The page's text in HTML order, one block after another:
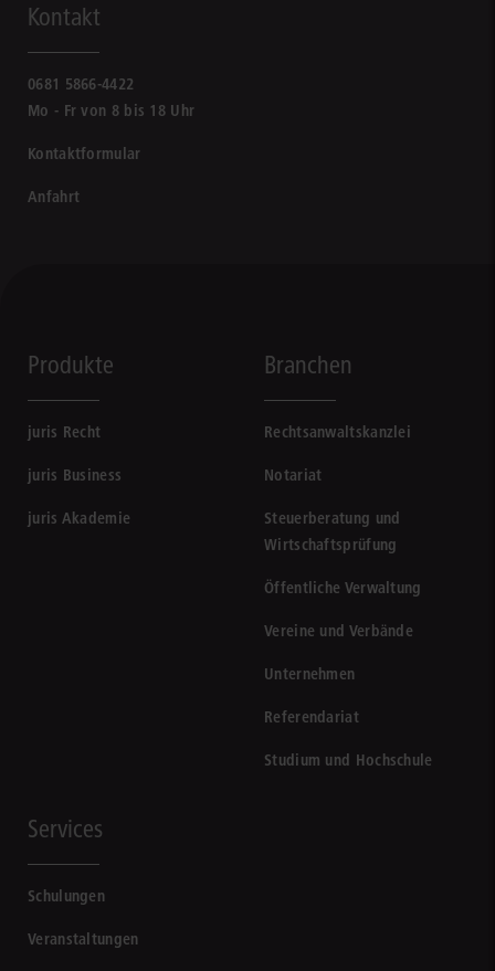
Kontakt
0681 5866-4422
Mo - Fr von 8 bis 18 Uhr
Kontaktformular
Anfahrt
Produkte
juris Recht
juris Business
juris Akademie
Branchen
Rechtsanwaltskanzlei
Notariat
Steuerberatung und
Wirtschaftsprüfung
Öffentliche Verwaltung
Vereine und Verbände
Unternehmen
Referendariat
Studium und Hochschule
Services
Schulungen
Veranstaltungen